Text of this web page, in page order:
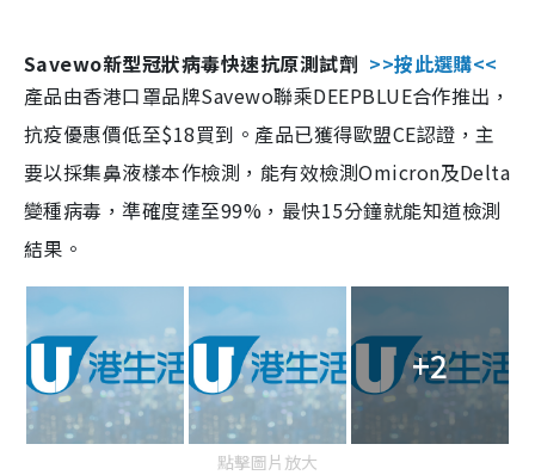
Savewo新型冠狀病毒快速抗原測試劑 >>按此選購<<
產品由香港口罩品牌Savewo聯乘DEEPBLUE合作推出，
抗疫優惠價低至$18買到。產品已獲得歐盟CE認證，主
要以採集鼻液樣本作檢測，能有效檢測Omicron及Delta
變種病毒，準確度達至99%，最快15分鐘就能知道檢測
結果。
+2
點擊圖片放大